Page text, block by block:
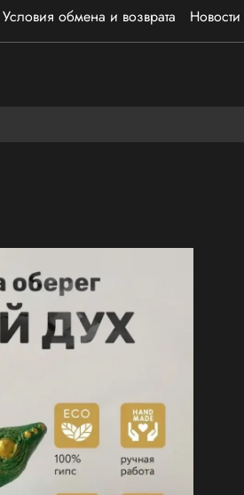
Условия обмена и возврата Новости